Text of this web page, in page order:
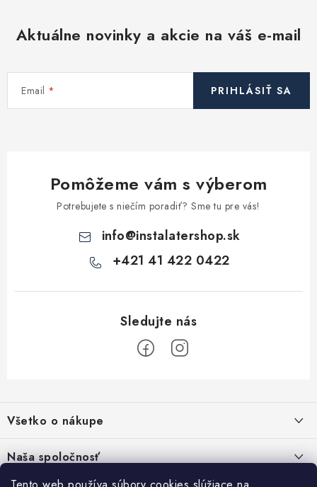
Aktuálne novinky a akcie na váš e-mail
Email PRIHLÁSIŤ SA
Pomôžeme vám s výberom
Potrebujete s niečím poradiť? Sme tu pre vás!
info@instalatershop.sk
+421 41 422 0422
p
ä
t
Všetko o nákupe
Kontakty
Naša spoločnosť